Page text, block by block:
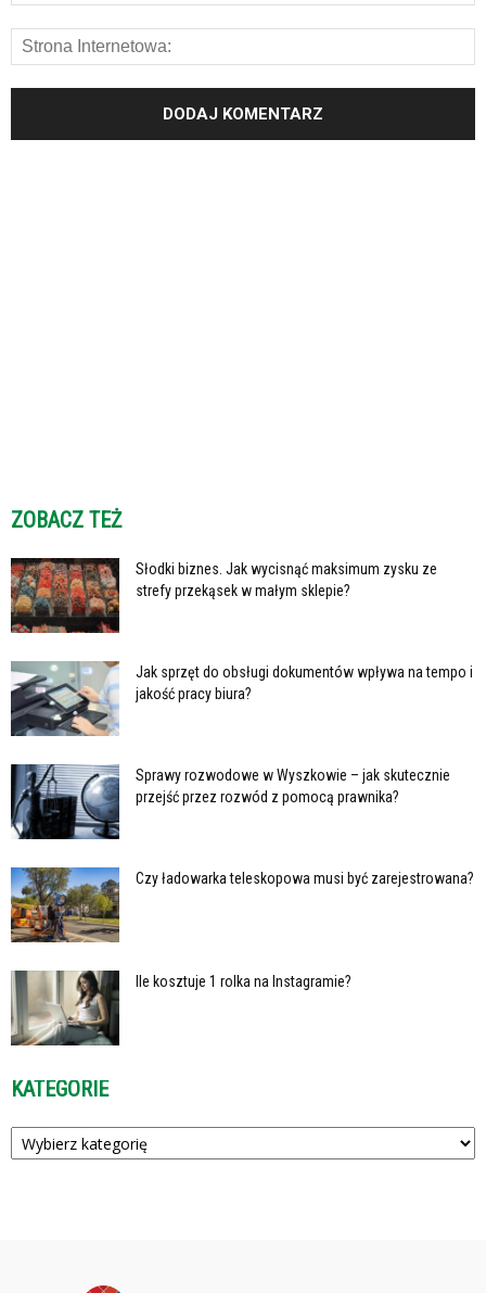
ZOBACZ TEŻ
Słodki biznes. Jak wycisnąć maksimum zysku ze
strefy przekąsek w małym sklepie?
Jak sprzęt do obsługi dokumentów wpływa na tempo i
jakość pracy biura?
Sprawy rozwodowe w Wyszkowie – jak skutecznie
przejść przez rozwód z pomocą prawnika?
Czy ładowarka teleskopowa musi być zarejestrowana?
Ile kosztuje 1 rolka na Instagramie?
KATEGORIE
Kategorie